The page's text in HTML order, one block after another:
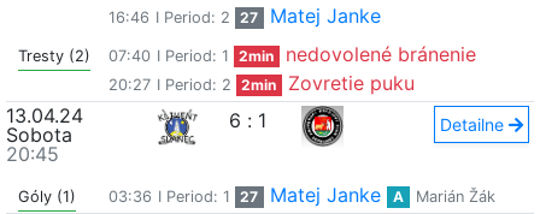
16:46 I Period: 2 27 Matej Janke
Tresty (2) 07:40 I Period: 1 2min nedovolené bránenie
20:27 I Period: 2 2min
Zovretie puku
13.04.24
Sobota
20:45
6 : 1 Detailne
Góly (1) 03:36 I Period: 1 27 Matej Janke A Marián Žák